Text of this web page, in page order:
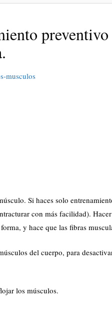
musculos
Si haces solo
con más facilidad).
y hace que las fibras
del cuerpo, para
los músculos.